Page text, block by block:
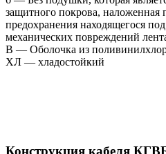
защитного покрова, наложенная
предохранения находящегося
механических повреждений
В — Оболочка из
ХЛ — хладостойкий
Конструкция кабеля